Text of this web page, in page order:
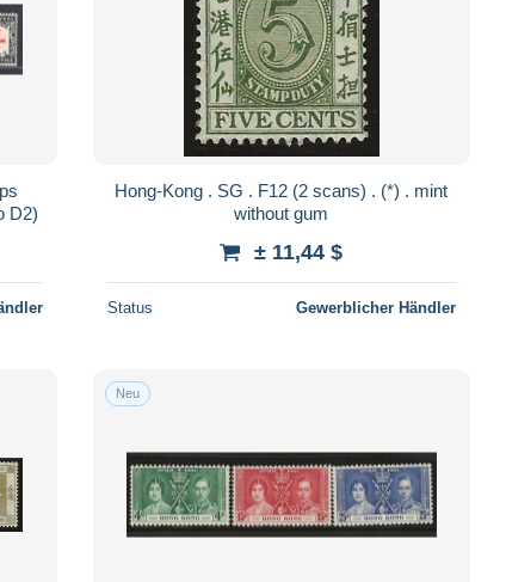
D2)
Hong-Kong . SG . F12 (2 scans) . (*) . mint
without gum
± 11,44 $
Status Gewerblicher Händler
Neu